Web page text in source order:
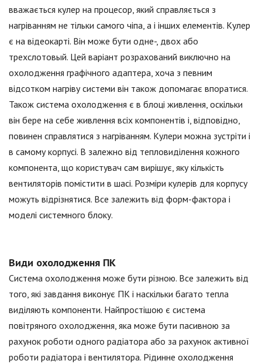
вважається кулер на процесор, який справляється з
нагріванням не тільки самого чіпа, а і інших елементів. Кулер
є на відеокарті. Він може бути одне-, двох або
трехслотовый. Цей варіант розрахований виключно на
охолодження графічного адаптера, хоча з певним
відсотком нагріву системи він також допомагає впоратися.
Також система охолодження є в блоці живлення, оскільки
він бере на себе живлення всіх компонентів і, відповідно,
повинен справлятися з нагріванням. Кулери можна зустріти і
в самому корпусі. В залежно від тепловиділення кожного
компонента, що користувач сам вирішує, яку кількість
вентиляторів помістити в шасі. Розміри кулерів для корпусу
можуть відрізнятися. Все залежить від форм-фактора і
моделі системного блоку.
Види охолодження ПК
Система охолодження може бути різною. Все залежить від
того, які завдання виконує ПК і наскільки багато тепла
виділяють компоненти. Найпростішою є система
повітряного охолодження, яка може бути пасивною за
рахунок роботи одного радіатора або за рахунок активної
роботи радіатора і вентилятора. Рідинне охолодження